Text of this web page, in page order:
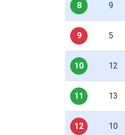
8 9
9 5
10 12
11 13
12 10